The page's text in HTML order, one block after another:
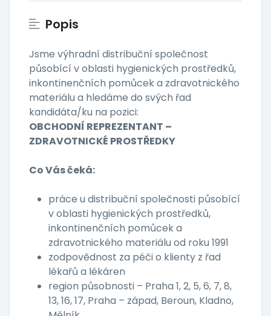
Popis
Jsme výhradní distribuční společnost
působící v oblasti hygienických prostředků,
inkontinenčních pomůcek a zdravotnického
materiálu a hledáme do svých řad
kandidáta/ku na pozici:
OBCHODNÍ REPREZENTANT –
ZDRAVOTNICKÉ PROSTŘEDKY
Co Vás čeká:
práce u distribuční společnosti působící
v oblasti hygienických prostředků,
inkontinenčních pomůcek a
zdravotnického materiálu od roku 1991
zodpovědnost za péči o klienty z řad
lékařů a lékáren
region působnosti – Praha 1, 2, 5, 6, 7, 8,
13, 16, 17, Praha – západ, Beroun, Kladno,